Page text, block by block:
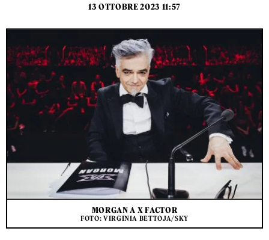
13 OTTOBRE 2023 11:57
MORGAN A X FACTOR
FOTO: VIRGINIA BETTOJA/SKY